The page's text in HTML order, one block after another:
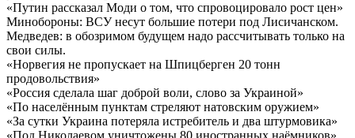
«Путин рассказал Моди о том, что спровоцировало рост цен»
Минобороны: ВСУ несут большие потери под Лисичанском.
Медведев: в обозримом будущем надо рассчитывать только на
свои силы.
«Норвегия не пропускает на Шпицберген 20 тонн
продовольствия»
«Россия сделала шаг доброй воли, слово за Украиной»
«По населённым пунктам стреляют натовским оружием»
«За сутки Украина потеряла истребитель и два штурмовика»
«Под Николаевом уничтожены 80 иностранных наёмников»